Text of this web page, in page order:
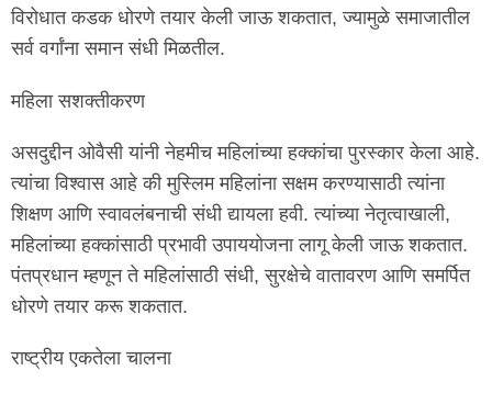
विरोधात कडक धोरणे तयार केली जाऊ शकतात, ज्यामुळे समाजातील
सर्व वर्गांना समान संधी मिळतील.
महिला सशक्तीकरण
असदुद्दीन ओवैसी यांनी नेहमीच महिलांच्या हक्कांचा पुरस्कार केला आहे.
त्यांचा विश्वास आहे की मुस्लिम महिलांना सक्षम करण्यासाठी त्यांना
शिक्षण आणि स्वावलंबनाची संधी द्यायला हवी. त्यांच्या नेतृत्वाखाली,
महिलांच्या हक्कांसाठी प्रभावी उपाययोजना लागू केली जाऊ शकतात.
पंतप्रधान म्हणून ते महिलांसाठी संधी, सुरक्षेचे वातावरण आणि समर्पित
धोरणे तयार करू शकतात.
राष्ट्रीय एकतेला चालना